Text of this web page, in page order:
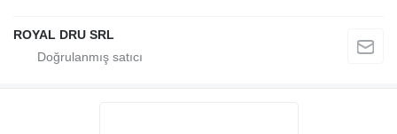
ROYAL DRU SRL